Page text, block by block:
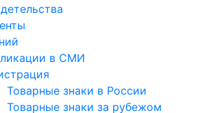
в СМИ
Товарные знаки в России
Товарные знаки за рубежом